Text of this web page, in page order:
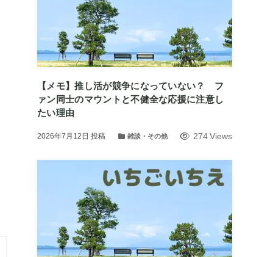
【メモ】推し活が競争になっていない？ フ
ァン同士のマウントと不健全な応援に注意し
たい理由
2026年7月12日 投稿 雑談・その他 274 Views